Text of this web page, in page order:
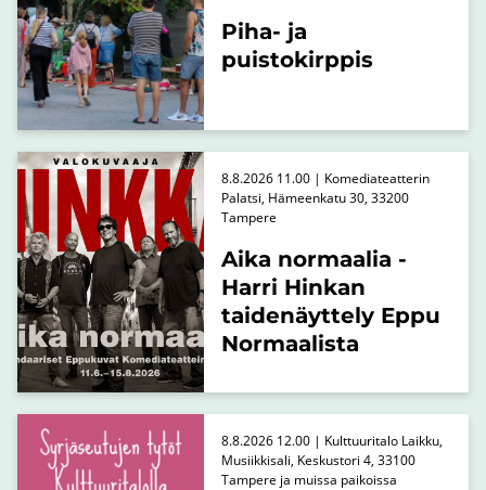
Piha- ja
puistokirppis
Aika normaalia -
Harri Hinkan
taidenäyttely Eppu
Normaalista
8.8.2026 11.00 | Komediateatterin
Palatsi, Hämeenkatu 30, 33200
Tampere
8.8.2026 12.00 | Kulttuuritalo Laikku,
Musiikkisali, Keskustori 4, 33100
Tampere ja muissa paikoissa